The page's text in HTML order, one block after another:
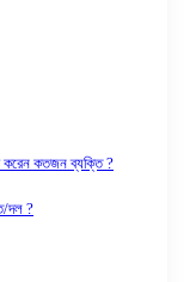
করেন কতজন ব্যক্তি ?
দল ?